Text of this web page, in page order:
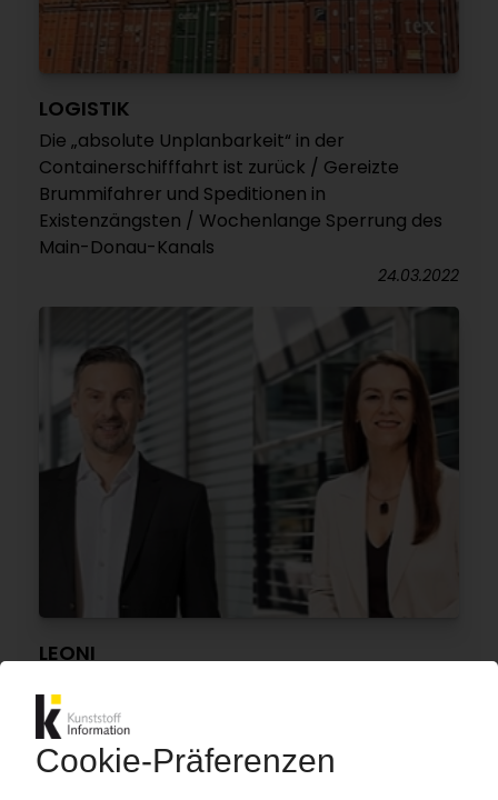
LOGISTIK
Die „absolute Unplanbarkeit“ in der
Containerschifffahrt ist zurück / Gereizte
Brummifahrer und Speditionen in
Existenzängsten / Wochenlange Sperrung des
Main-Donau-Kanals
24.03.2022
LEONI